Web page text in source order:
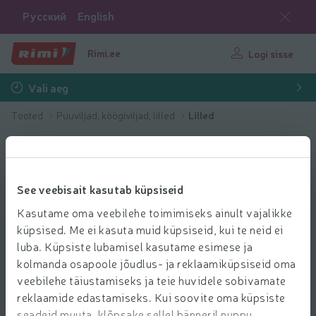
See veebisait kasutab küpsiseid
Kasutame oma veebilehe toimimiseks ainult vajalikke
küpsised. Me ei kasuta muid küpsiseid, kui te neid ei
luba. Küpsiste lubamisel kasutame esimese ja
kolmanda osapoole jõudlus- ja reklaamiküpsiseid oma
veebilehe täiustamiseks ja teie huvidele sobivamate
reklaamide edastamiseks. Kui soovite oma küpsiste
Русский English
Rimi.ee Logi sisse
Vali aeg
Tooted Puuviljad, köögiviljad, lilled Lilled